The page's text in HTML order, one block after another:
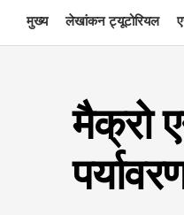
content
मुख्य लेखांकन ट्यूटोरियल
मैक्रो